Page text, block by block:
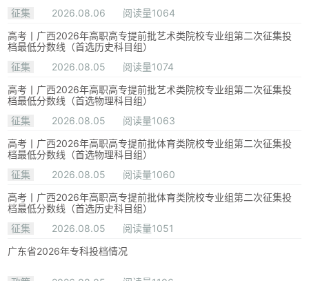
征集
2026.08.06
阅读量1064
高考丨广西2026年高职高专提前批艺术类院校专业组第二次征集投
档最低分数线（首选历史科目组）
征集
2026.08.05
阅读量1074
高考丨广西2026年高职高专提前批艺术类院校专业组第二次征集投
档最低分数线（首选物理科目组）
征集
2026.08.05
阅读量1063
高考丨广西2026年高职高专提前批体育类院校专业组第二次征集投
档最低分数线（首选物理科目组）
征集
2026.08.05
阅读量1060
高考丨广西2026年高职高专提前批体育类院校专业组第二次征集投
档最低分数线（首选历史科目组）
征集
2026.08.05
阅读量1051
广东省2026年专科投档情况